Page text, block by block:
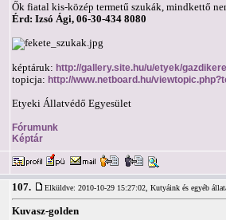
Ők fiatal kis-közép termetű szukák, mindkettő
Érd: Izsó Ági, 06-30-434 8080
képtáruk: http://gallery.site.hu/u/etyek/
topicja: http://www.netboard.hu/
Etyeki Állatvédő Egyesület
Fórumunk
Képtár
107. Elküldve: 2010-10-29 15:27:02, Kutyáink és egyéb
Kuvasz-golden